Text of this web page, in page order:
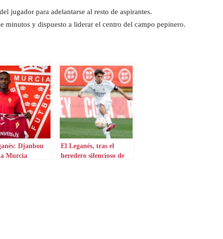
jugador para adelantarse al resto de aspirantes.
minutos y dispuesto a liderar el centro del campo pepinero.
Djanbou
Murcia
El Leganés, tras el
heredero silencioso de